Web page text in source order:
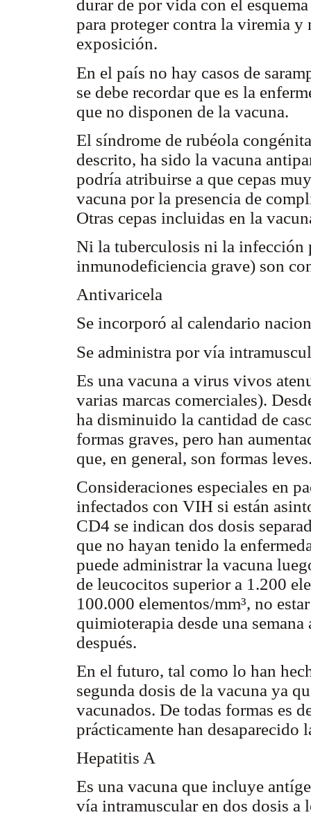
durar de por vida con el
para proteger contra la viremia y
exposición.
En el país no hay casos de
se debe recordar que es la
que no disponen de la vacuna.
El síndrome de rubéola
descrito, ha sido la vacuna
podría atribuirse a que cepas
vacuna por la presencia de
Otras cepas incluidas en la
Ni la tuberculosis ni la infección
inmunodeficiencia grave) son
Antivaricela
Se incorporó al calendario
Se administra por vía
Es una vacuna a virus vivos
varias marcas comerciales).
ha disminuido la cantidad de
formas graves, pero han
que, en general, son formas
Consideraciones especiales en
infectados con VIH si están
CD4 se indican dos dosis
que no hayan tenido la
puede administrar la vacuna
de leucocitos superior a 1.200
100.000 elementos/mm³, no
quimioterapia desde una semana
después.
En el futuro, tal como lo han
segunda dosis de la vacuna ya
vacunados. De todas formas es
prácticamente han desaparecido
Hepatitis A
Es una vacuna que incluye
vía intramuscular en dos dosis a